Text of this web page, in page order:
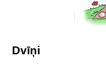
Dvīņi